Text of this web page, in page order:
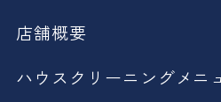
店舗概要
ハウスクリーニングメニ